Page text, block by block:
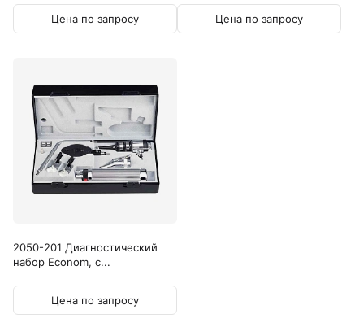
Цена по запросу Цена по запросу
2050-201 Диагностический
набор Econom, с...
Цена по запросу